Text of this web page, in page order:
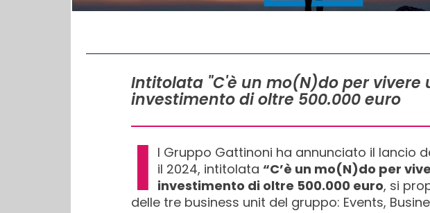
Intitolata "C'è un mo(N)do per vivere
investimento di oltre 500.000 euro
I l Gruppo Gattinoni ha annunciato il lancio
il 2024, intitolata “C’è un mo(N)do per
investimento di oltre 500.000 euro, si
delle tre business unit del gruppo: Events,